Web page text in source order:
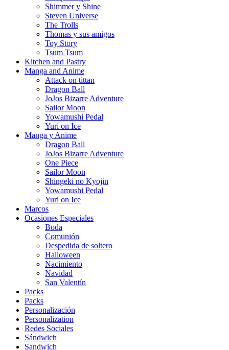
Shimmer y Shine
Steven Universe
The Trolls
Thomas y sus amigos
Toy Story
Tsum Tsum
Kitchen and Pastry
Manga and Anime
Attack on tittan
Dragon Ball
JoJos Bizarre Adventure
Sailor Moon
Yowamushi Pedal
Yuri on Ice
Manga y Anime
Dragon Ball
JoJos Bizarre Adventure
One Piece
Sailor Moon
Shingeki no Kyojin
Yowamushi Pedal
Yuri on Ice
Marcos
Ocasiones Especiales
Boda
Comunión
Despedida de soltero
Halloween
Nacimiento
Navidad
San Valentín
Packs
Packs
Personalización
Personalization
Redes Sociales
Sándwich
Sandwich